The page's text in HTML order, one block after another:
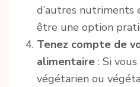
d’autres nutriments
être une option
Tenez compte de
alimentaire : Si
végétarien ou